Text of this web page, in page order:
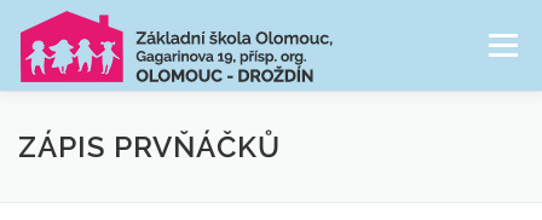
Přeskočit
obsah
Menu
NAŠE ŠKOLA ŠKOLNÍ DRUŽINA
ZÁPIS PRVŇÁČKŮ